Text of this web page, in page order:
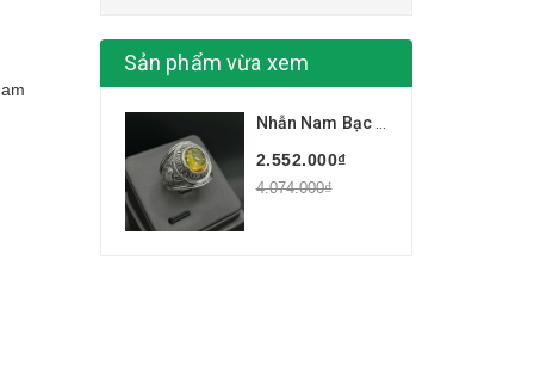
Sản phẩm vừa xem
2.552.000₫
4.074.000₫